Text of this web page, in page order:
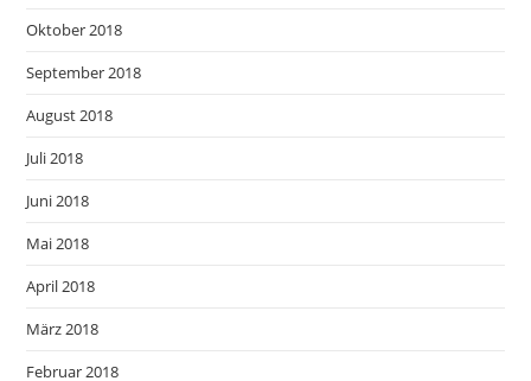
Oktober 2018
September 2018
August 2018
Juli 2018
Juni 2018
Mai 2018
April 2018
März 2018
Februar 2018